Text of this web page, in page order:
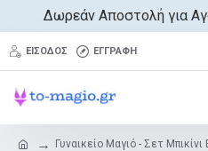
Δωρεάν Αποστολή για
ΕΊΣΟΔΟΣ ΕΓΓΡΑΦΉ
Γυναικείο Μαγιό - Σετ